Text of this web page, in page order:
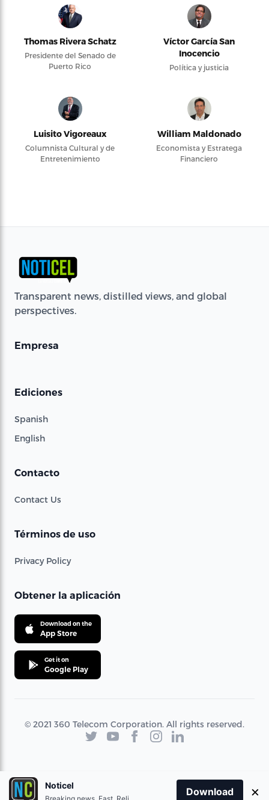
Thomas Rivera Schatz
Presidente del Senado de
Puerto Rico
Víctor García San
Inocencio
Política y justicia
Luisito Vigoreaux
Columnista Cultural y de
Entretenimiento
William Maldonado
Economista y Estratega
Financiero
Transparent news, distilled views, and global
perspectives.
Empresa
Ediciones
Spanish
English
Contacto
Contact Us
Términos de uso
Privacy Policy
Obtener la aplicación
Download on the
App Store
Get it on
Google Play
© 2021 360 Telecom Corporation. All rights reserved.
Noticel
Download ×